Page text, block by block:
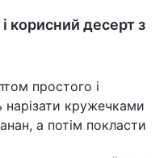
корисний десерт з
простого і
кружечками
а потім покласти